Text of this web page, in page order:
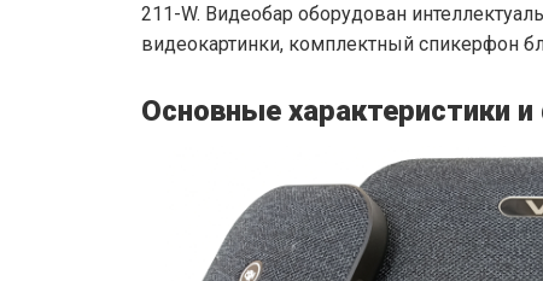
211-W. Видеобар оборудован
видеокартинки, комплектный спикерфон
Основные характеристики